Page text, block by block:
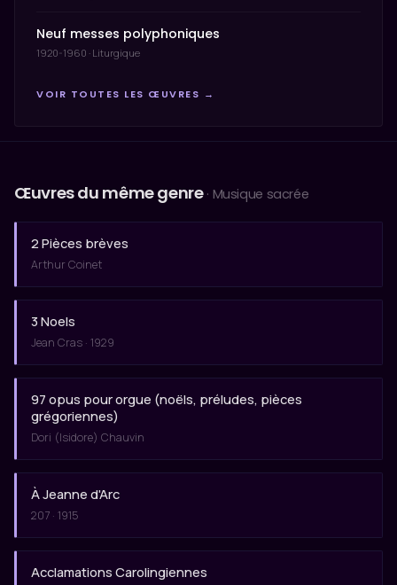
Neuf messes polyphoniques
1920-1960 · Liturgique
VOIR TOUTES LES ŒUVRES →
Œuvres du même genre · Musique sacrée
2 Pièces brèves
Arthur Coinet
3 Noels
Jean Cras · 1929
97 opus pour orgue (noëls, préludes, pièces
grégoriennes)
Dori (Isidore) Chauvin
À Jeanne d'Arc
207 · 1915
Acclamations Carolingiennes